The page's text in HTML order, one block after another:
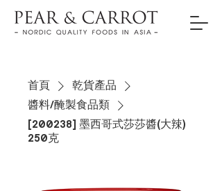
首頁
乾貨產品
醬料/醃製食品類
[200238] 墨西哥式 莎莎醬(大辣)
250克